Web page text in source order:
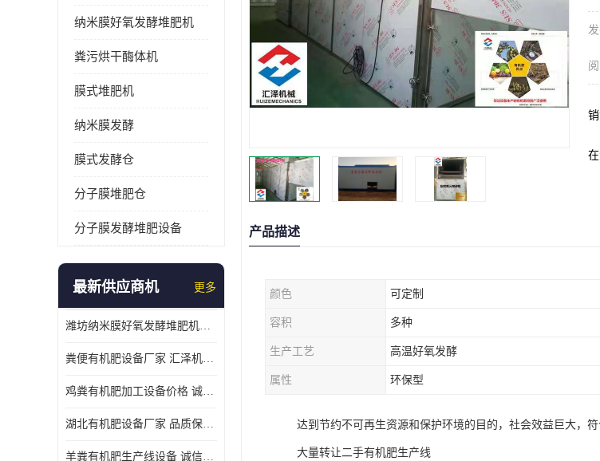
纳米膜好氧发酵堆肥机
粪污烘干酶体机
膜式堆肥机
纳米膜发酵
膜式发酵仓
分子膜堆肥仓
分子膜发酵堆肥设备
最新供应商机 更多
潍坊纳米膜好氧发酵堆肥机定制
粪便有机肥设备厂家 汇泽机械 免费报价
鸡粪有机肥加工设备价格 诚信卖家 致电了解
湖北有机肥设备厂家 品质保障 欢迎咨询
羊粪有机肥生产线设备 诚信卖家 致电了解
发
销
在
产品描述
颜色 可定制
容积 多种
生产工艺 高温好氧发酵
属性 环保型
达到节约不可再生资源和保护环境的目的，社会效益巨大，符
大量转让二手有机肥生产线